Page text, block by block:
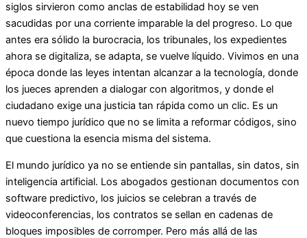
siglos sirvieron como anclas de estabilidad hoy se ven
sacudidas por una corriente imparable la del progreso. Lo que
antes era sólido la burocracia, los tribunales, los expedientes
ahora se digitaliza, se adapta, se vuelve líquido. Vivimos en una
época donde las leyes intentan alcanzar a la tecnología, donde
los jueces aprenden a dialogar con algoritmos, y donde el
ciudadano exige una justicia tan rápida como un clic. Es un
nuevo tiempo jurídico que no se limita a reformar códigos, sino
que cuestiona la esencia misma del sistema.
El mundo jurídico ya no se entiende sin pantallas, sin datos, sin
inteligencia artificial. Los abogados gestionan documentos con
software predictivo, los juicios se celebran a través de
videoconferencias, los contratos se sellan en cadenas de
bloques imposibles de corromper. Pero más allá de las